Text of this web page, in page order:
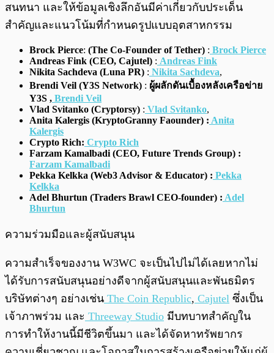
สนทนา และให้ข้อมูลเชิงลึกอันมีค่าเกี่ยวกับประเด็น
สำคัญและแนวโน้มที่กำหนดรูปแบบอุตสาหกรรม
Brock Pierce: (The Co-Founder of Tether) : Brock Pierce
Andreas Fink (CEO, Cajutel) : Andreas Fink
Nikita Sachdeva (Luna PR) : Nikita Sachdeva,
Brendi Veil (Y3S Network) : ผู้ผลักดันเบื้องหลังเครือข่าย
Y3S , Brendi Veil
Vlad Svitanko (Cryptorsy) : Vlad Svitanko,
Anita Kalergis (KryptoGranny Faounder) : Anita
Kalergis
Crypto Rich: Crypto Rich
Farzam Kamalbadi (CEO, Future Trends Group) :
Farzam Kamalbadi
Pekka Kelkka (Web3 Advisor & Educator) : Pekka
Kelkka
Adel Bhurtun (Traders Brawl CEO-founder) : Adel
Bhurtun
ความร่วมมือและผู้สนับสนุน
ความสำเร็จของงาน W3WC จะเป็นไปไม่ได้เลยหากไม่
ได้รับการสนับสนุนอย่างดีจากผู้สนับสนุนและพันธมิตร
บริษัทต่างๆ อย่างเช่น The Coin Republic, Cajutel ซึ่งเป็น
เจ้าภาพร่วม และ Threeway Studio มีบทบาทสำคัญใน
การทำให้งานนี้มีชีวิตขึ้นมา และได้จัดหาทรัพยากร